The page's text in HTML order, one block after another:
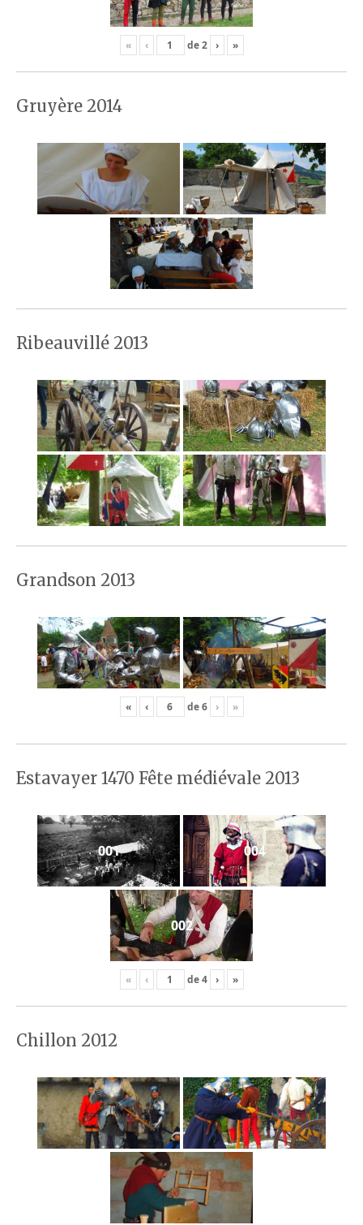
« ‹ de2 › »
Gruyère 2014
Ribeauvillé 2013
Grandson 2013
« ‹ de6 › »
Estavayer 1470 Fête médiévale 2013
001 004
002
« ‹ de4 › »
Chillon 2012